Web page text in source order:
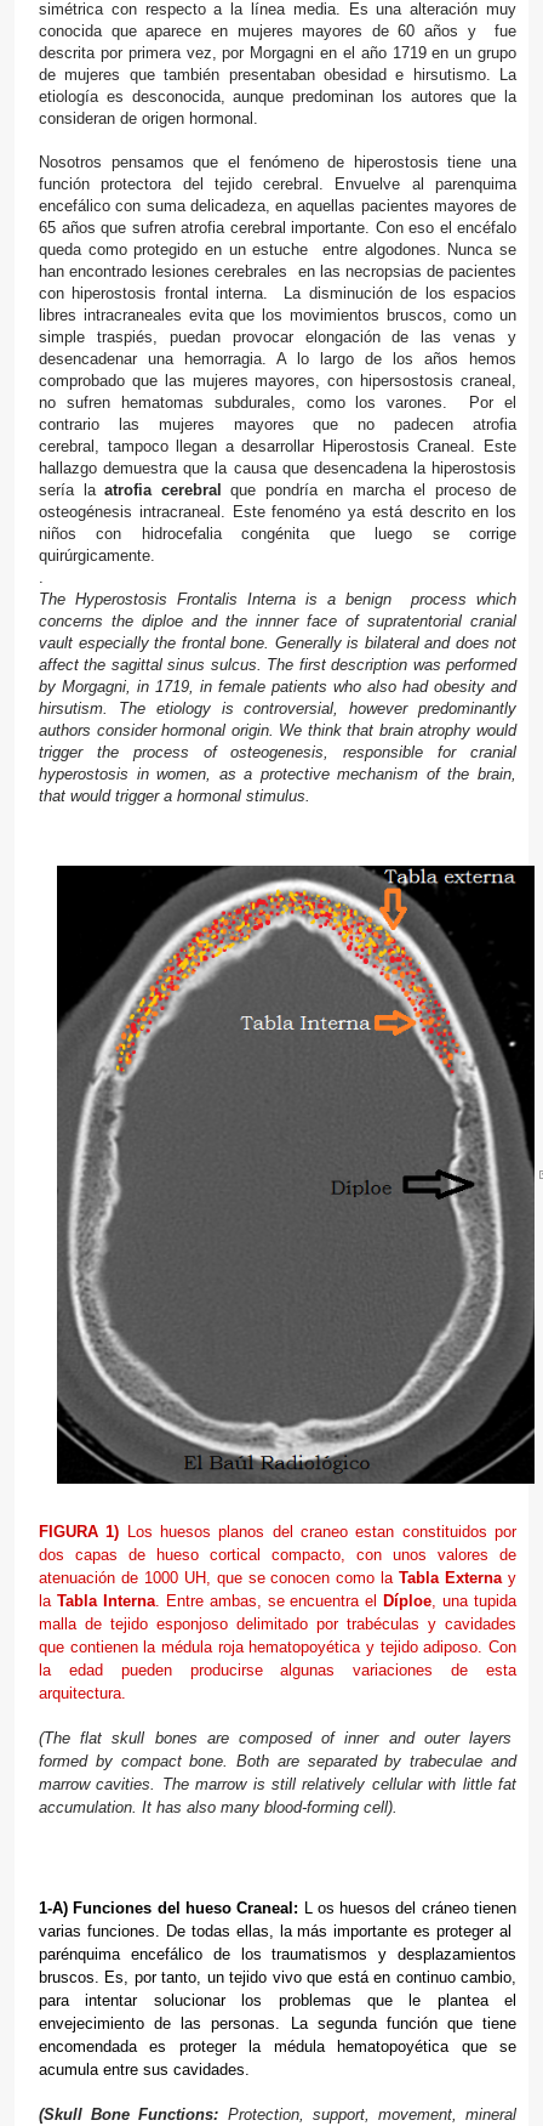
simétrica con respecto a la línea media. Es una alteración muy
conocida que aparece en mujeres mayores de 60 años y fue
descrita por primera vez, por Morgagni en el año 1719 en un grupo
de mujeres que también presentaban obesidad e hirsutismo. La
etiología es desconocida, aunque predominan los autores que la
consideran de origen hormonal.
Nosotros pensamos que el fenómeno de hiperostosis tiene una
función protectora del tejido cerebral. Envuelve al parenquima
encefálico con suma delicadeza, en aquellas pacientes mayores de
65 años que sufren atrofia cerebral importante. Con eso el encéfalo
queda como protegido en un estuche entre algodones. Nunca se
han encontrado lesiones cerebrales en las necropsias de pacientes
con hiperostosis frontal interna. La disminución de los espacios
libres intracraneales evita que los movimientos bruscos, como un
simple traspiés, puedan provocar elongación de las venas y
desencadenar una hemorragia. A lo largo de los años hemos
comprobado que las mujeres mayores, con hipersostosis craneal,
no sufren hematomas subdurales, como los varones. Por el
contrario las mujeres mayores que no padecen atrofia
cerebral, tampoco llegan a desarrollar Hiperostosis Craneal. Este
hallazgo demuestra que la causa que desencadena la hiperostosis
sería la atrofia cerebral
que pondría en marcha el proceso de
osteogénesis intracraneal. Este fenoméno ya está descrito en los
niños con hidrocefalia congénita que luego se corrige
quirúrgicamente.
.
The Hyperostosis Frontalis Interna is a benign process which
concerns the diploe and the innner face of supratentorial cranial
vault especially the frontal bone. Generally is bilateral and does not
affect the sagittal sinus sulcus. The first description was performed
by Morgagni, in 1719, in female patients who also had obesity and
hirsutism. The etiology is controversial, however predominantly
authors consider hormonal origin. We think that brain atrophy would
trigger
the process of osteogenesis, responsible for
cranial
hyperostosis in women, as a protective mechanism of the brain,
that would trigger a hormonal stimulus.
FIGURA 1) Los huesos planos del craneo estan constituidos por
dos capas de hueso cortical compacto, con unos valores de
atenuación de 1000 UH, que se conocen como laTabla Externa y
la Tabla Interna. Entre ambas, se encuentra elDíploe , una tupida
malla de tejido esponjoso delimitado por trabéculas y cavidades
que contienen la médula roja hematopoyética y tejido adiposo. Con
la edad pueden producirse algunas variaciones de esta
arquitectura.
(The flat skull bones are composed of inner and outer layers
formed by compact bone. Both are separated by trabeculae and
marrow cavities. The marrow is still relatively cellular with little fat
accumulation. It has also many blood-forming cell).
1-A) Funciones del hueso Craneal: L os huesos del cráneo tienen
varias funciones. De todas ellas, la más importante es proteger al
parénquima encefálico de los traumatismos y desplazamientos
bruscos. Es, por tanto, un tejido vivo que está en continuo cambio,
para intentar solucionar los problemas que le plantea el
envejecimiento de las personas. La segunda función que tiene
encomendada es proteger la médula hematopoyética que se
acumula entre sus cavidades.
(Skull Bone Functions: Protection, support, movement, mineral